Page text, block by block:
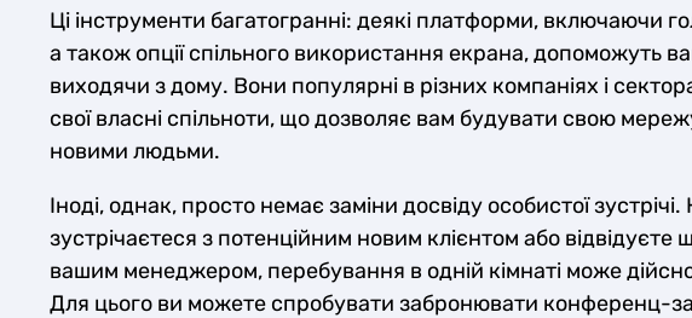
Ці інструменти багатогранні: деякі платформи, включаючи
а також опції спільного використання екрана, допоможуть
виходячи з дому. Вони популярні в різних компаніях і
свої власні спільноти, що дозволяє вам будувати свою
новими людьми.
Іноді, однак, просто немає заміни досвіду особистої
зустрічаєтеся з потенційним новим клієнтом або відвідуєте
вашим менеджером, перебування в одній кімнаті може
Для цього ви можете спробувати забронювати конференц-